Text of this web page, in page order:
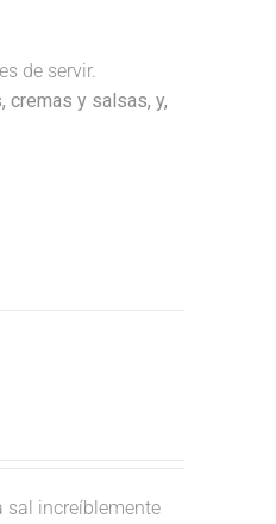
de servir.
cremas y salsas, y,
sal increíblemente